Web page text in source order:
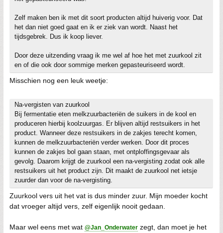
Zelf maken ben ik met dit soort producten altijd huiverig voor. Dat
het dan niet goed gaat en ik er ziek van wordt. Naast het
tijdsgebrek. Dus ik koop liever.
Door deze uitzending vraag ik me wel af hoe het met zuurkool zit
en of die ook door sommige merken gepasteuriseerd wordt.
Misschien nog een leuk weetje:
Na-vergisten van zuurkool
Bij fermentatie eten melkzuurbacteriën de suikers in de kool en
produceren hierbij koolzuurgas. Er blijven altijd restsuikers in het
product. Wanneer deze restsuikers in de zakjes terecht komen,
kunnen de melkzuurbacteriën verder werken. Door dit proces
kunnen de zakjes bol gaan staan, met ontploffingsgevaar als
gevolg. Daarom krijgt de zuurkool een na-vergisting zodat ook alle
restsuikers uit het product zijn. Dit maakt de zuurkool net ietsje
zuurder dan voor de na-vergisting.
Zuurkool vers uit het vat is dus minder zuur. Mijn moeder kocht
dat vroeger altijd vers, zelf eigenlijk nooit gedaan.
Maar wel eens met wat @Jan_Onderwater zegt, dan moet je het